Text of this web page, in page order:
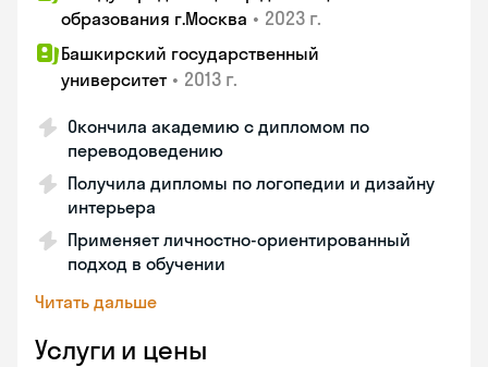
образования г.Москва • 2023 г.
Башкирский государственный
университет • 2013 г.
Окончила академию с дипломом по
переводоведению
Получила дипломы по логопедии и дизайну
интерьера
Применяет личностно-ориентированный
подход в обучении
Читать дальше
Услуги и цены